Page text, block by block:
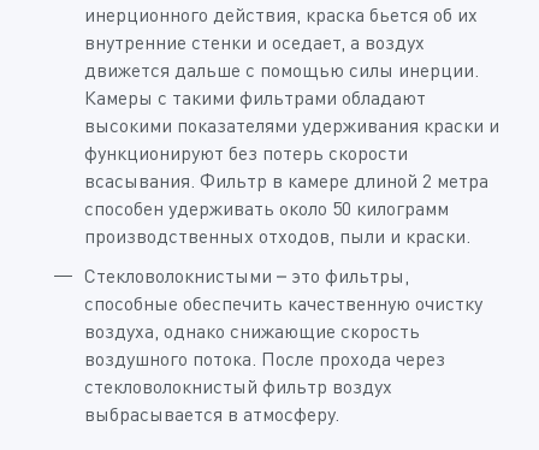
инерционного действия, краска бьется об их
внутренние стенки и оседает, а воздух
движется дальше с помощью силы инерции.
Камеры с такими фильтрами обладают
высокими показателями удерживания краски и
функционируют без потерь скорости
всасывания. Фильтр в камере длиной 2 метра
способен удерживать около 50 килограмм
производственных отходов, пыли и краски.
Стекловолокнистыми – это фильтры,
способные обеспечить качественную очистку
воздуха, однако снижающие скорость
воздушного потока. После прохода через
стекловолокнистый фильтр воздух
выбрасывается в атмосферу.